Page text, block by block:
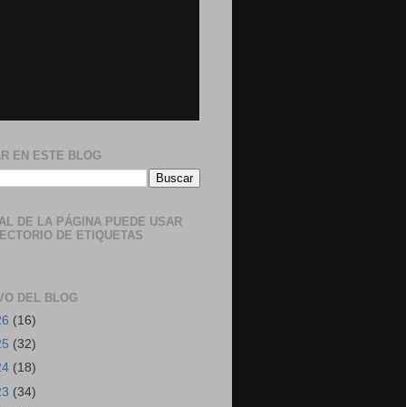
EN ESTE BLOG
DE LA PÁGINA PUEDE USAR
DE ETIQUETAS
DEL BLOG
(16)
(32)
(18)
(34)